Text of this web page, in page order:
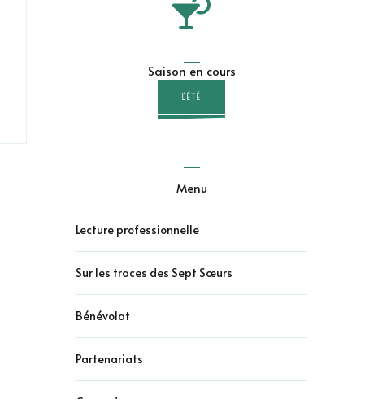
Saison en cours
L'ÉTÉ
Menu
Lecture professionnelle
Sur les traces des Sept Sœurs
Bénévolat
Partenariats